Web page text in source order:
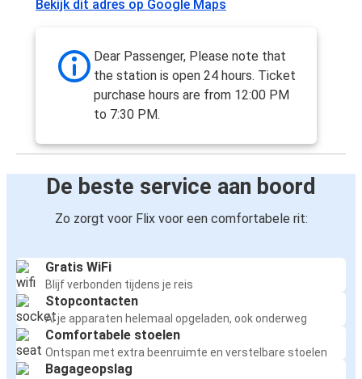
Bekijk dit adres op Google Maps
Dear Passenger, Please note that
the station is open 24 hours. Ticket
purchase hours are from 12:00 PM
to 7:30 PM.
De beste service aan boord
Zo zorgt voor Flix voor een comfortabele rit:
Gratis WiFi
Blijf verbonden tijdens je reis
Stopcontacten
Al je apparaten helemaal opgeladen, ook onderweg
Comfortabele stoelen
Ontspan met extra beenruimte en verstelbare stoelen
Bagageopslag